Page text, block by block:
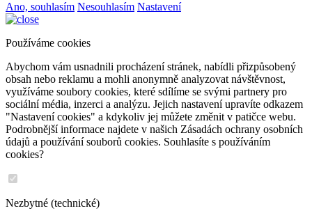
Ano, souhlasím Nesouhlasím Nastavení
Používáme cookies
Abychom vám usnadnili procházení stránek, nabídli přizpůsobený
obsah nebo reklamu a mohli anonymně analyzovat návštěvnost,
využíváme soubory cookies, které sdílíme se svými partnery pro
sociální média, inzerci a analýzu. Jejich nastavení upravíte odkazem
"Nastavení cookies" a kdykoliv jej můžete změnit v patičce webu.
Podrobnější informace najdete v našich Zásadách ochrany osobních
údajů a používání souborů cookies. Souhlasíte s používáním
cookies?
Nezbytné (technické)